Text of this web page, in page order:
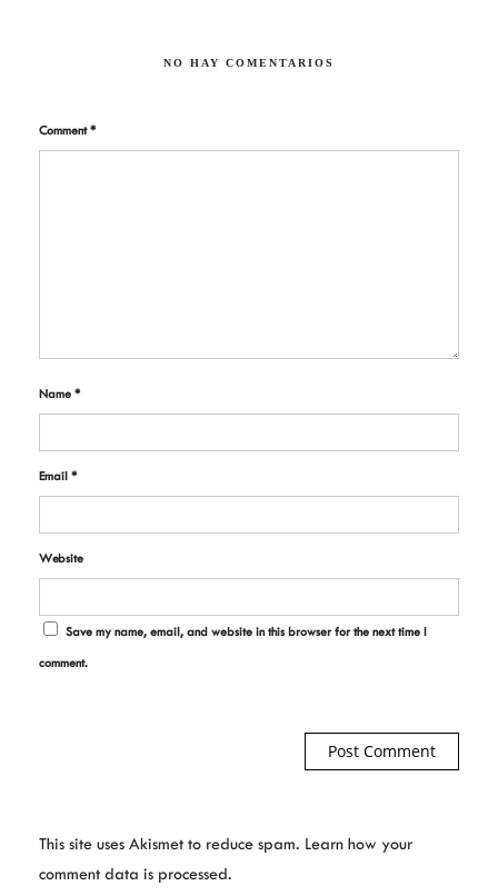
NO HAY COMENTARIOS
Comment*
Name *
Email *
Website
Save my name, email, and website in this browser for the next time I
comment.
This site uses Akismet to reduce spam. Learn how your
comment data is processed.